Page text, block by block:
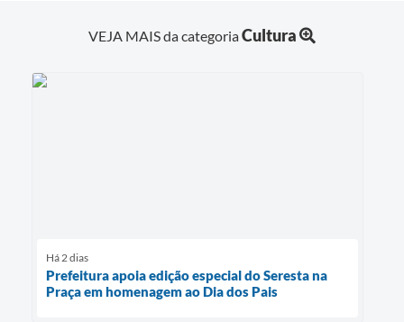
VEJA MAIS da categoriaCultura
Há 2 dias
Prefeitura apoia edição especial do Seresta na
Praça em homenagem ao Dia dos Pais